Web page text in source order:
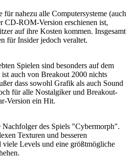
für nahezu alle Computersysteme (auch
CD-ROM-Version erschienen ist,
auf ihre Kosten kommen. Insgesamt
für Insider jedoch veraltet.
Spielen sind besonders auf dem
auch von Breakout 2000 nichts
dass sowohl Grafik als auch Sound
für alle Nostalgiker und Breakout-
Version ein Hit.
Nachfolger des Spiels "Cybermorph".
Texturen und besseren
Levels und eine größtmögliche